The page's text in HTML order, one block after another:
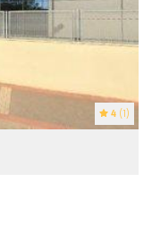
4 (1)